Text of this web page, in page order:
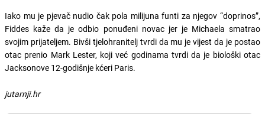
Iako mu je pjevač nudio čak pola milijuna funti za njegov “doprinos”,
Fiddes kaže da je odbio ponuđeni novac jer je Michaela smatrao
svojim prijateljem. Bivši tjelohranitelj tvrdi da mu je vijest da je postao
otac prenio Mark Lester, koji već godinama tvrdi da je biološki otac
Jacksonove 12-godišnje kćeri Paris.
jutarnji.hr